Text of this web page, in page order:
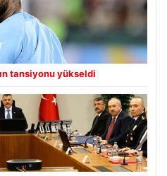
tansiyonu yükseldi